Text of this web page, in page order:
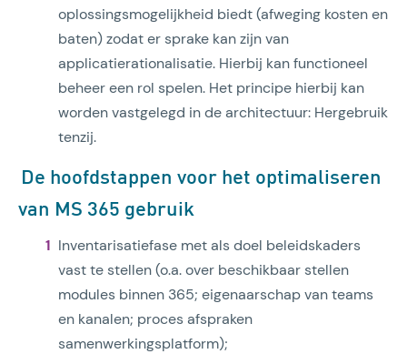
oplossingsmogelijkheid biedt (afweging kosten en
baten) zodat er sprake kan zijn van
applicatierationalisatie. Hierbij kan functioneel
beheer een rol spelen. Het principe hierbij kan
worden vastgelegd in de architectuur: Hergebruik
tenzij.
De hoofdstappen voor het optimaliseren
van MS 365 gebruik
Inventarisatiefase met als doel beleidskaders
vast te stellen (o.a. over beschikbaar stellen
modules binnen 365; eigenaarschap van teams
en kanalen; proces afspraken
samenwerkingsplatform);